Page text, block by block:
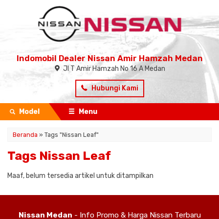
Indomobil Dealer Nissan Amir Hamzah Medan
Jl T Amir Hamzah No 16 A Medan
Hubungi Kami
Model Menu
Beranda » Tags "Nissan Leaf"
Tags Nissan Leaf
Maaf, belum tersedia artikel untuk ditampilkan
Nissan Medan - Info Promo & Harga Nissan Terbaru